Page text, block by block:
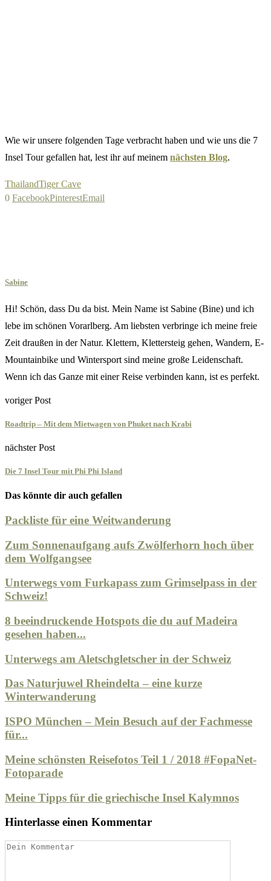
Wie wir unsere folgenden Tage verbracht haben und wie uns die 7
Insel Tour gefallen hat, lest ihr auf meinem nächsten Blog.
ThailandTiger Cave
0 FacebookPinterestEmail
Sabine
Hi! Schön, dass Du da bist. Mein Name ist Sabine (Bine) und ich
lebe im schönen Vorarlberg. Am liebsten verbringe ich meine freie
Zeit draußen in der Natur. Klettern, Klettersteig gehen, Wandern, E-
Mountainbike und Wintersport sind meine große Leidenschaft.
Wenn ich das Ganze mit einer Reise verbinden kann, ist es perfekt.
voriger Post
Roadtrip – Mit dem Mietwagen von Phuket nach Krabi
nächster Post
Die 7 Insel Tour mit Phi Phi Island
Das könnte dir auch gefallen
Packliste für eine Weitwanderung
Zum Sonnenaufgang aufs Zwölferhorn hoch über
dem Wolfgangsee
Unterwegs vom Furkapass zum Grimselpass in der
Schweiz!
8 beeindruckende Hotspots die du auf Madeira
gesehen haben...
Unterwegs am Aletschgletscher in der Schweiz
Das Naturjuwel Rheindelta – eine kurze
Winterwanderung
ISPO München – Mein Besuch auf der Fachmesse
für...
Meine schönsten Reisefotos Teil 1 / 2018 #FopaNet-
Fotoparade
Meine Tipps für die griechische Insel Kalymnos
Hinterlasse einen Kommentar